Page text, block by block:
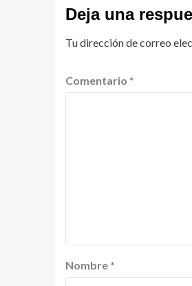
Deja una
Tu dirección de correo
Comentario *
Nombre *